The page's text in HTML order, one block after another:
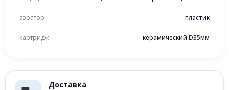
Доставка
аэратор пластик
картридж керамический D35мм